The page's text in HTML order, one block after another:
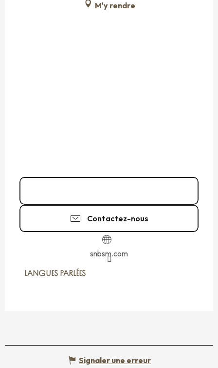
M'y rendre
Contactez-nous
snbsm.com
LANGUES PARLÉES
LANGUES PARLÉES
Signaler une erreur